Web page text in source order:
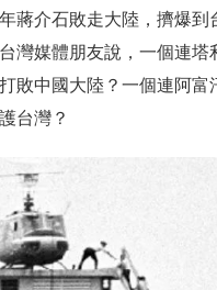
蔣介石敗走大陸，擠爆到
灣媒體朋友說，一個連塔
敗中國大陸？一個連阿富
台灣？